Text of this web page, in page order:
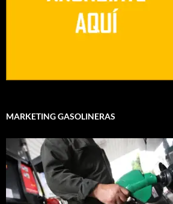
MARKETING GASOLINERAS